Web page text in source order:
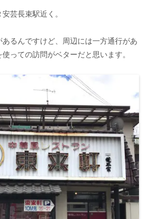
芸長束駅近く。
るんですけど、周辺には一方通行があ
っての訪問がベターだと思います。